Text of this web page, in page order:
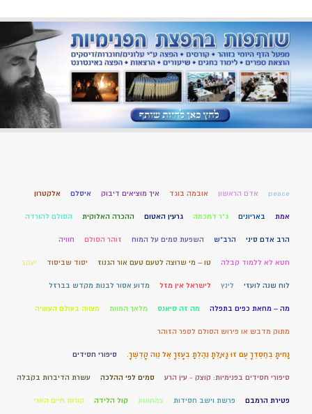
peace אדם הראשון אובמה בוגד איך מוציאים דיבוק איסלם אלקטרון
אמת באריונים ג"ר דחכמה גרעין האטום ההכרה האלוקית הסולם להורדה
הרב אדם סיני הרב"ש השפעת סמים על המוח זוהר הסולם חוויה
חטא לא ללמוד קבלה טו – מי שרוצה לטעם טעם אור הגנוז יסוד שביסוד יעקב
לוח שנה לועזי לינץ לישראל אין מזל מדוע אסור לבנות מקדש בברזל
מה – מחאת כפים בתפלה מה זה סיאנס מלאך המוות מצווה בעולם העשיה
מתוק מדבש או פירוש הסולם לספר הזוהר
נָחִיתָ בְחַסְדְּךָ עַם זוּ גָּאָלְתָּ נֵהַלְתָּ בְעָזְּךָ אֶל נְוֵה קָדְשֶׁךָ. סיפורי חסידים
סיפורי חסידים בפנימיות: קוצק - עין הרע סמים לפי ההלכה עשרת הדיברות בקבלה
פטירת הרמבם פרשת וישב חסידות צמחונות קול הלידה קורות חיים הארי